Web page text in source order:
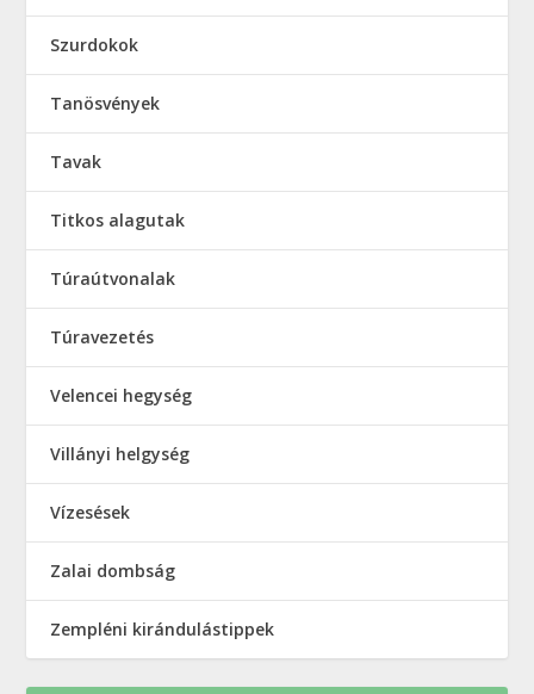
Szurdokok
Tanösvények
Tavak
Titkos alagutak
Túraútvonalak
Túravezetés
Velencei hegység
Villányi helgység
Vízesések
Zalai dombság
Zempléni kirándulástippek